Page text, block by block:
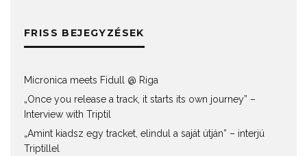
FRISS BEJEGYZÉSEK
Micronica meets Fidull @ Riga
„Once you release a track, it starts its own journey” –
Interview with Triptil
„Amint kiadsz egy tracket, elindul a saját útján” – interjú
Triptillel